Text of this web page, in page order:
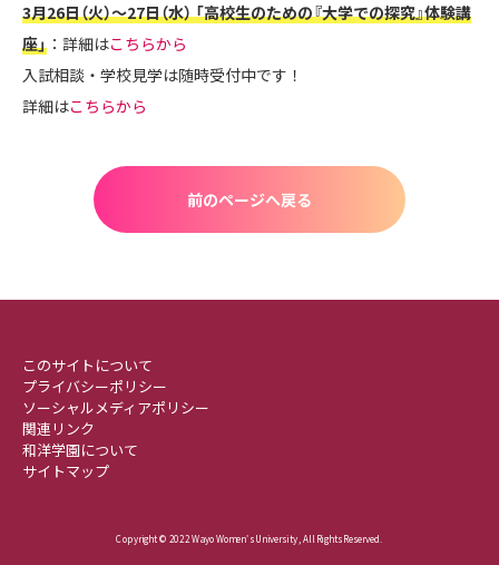
3月26日（火）～27日（水） 「高校生のための『大学での探究』体験講
座」 ：詳細はこちらから
入試相談・学校見学は随時受付中です！
詳細はこちらから
前のページへ戻る
このサイトについて
プライバシーポリシー
ソーシャルメディアポリシー
関連リンク
和洋学園について
サイトマップ
Copyright © 2022 Wayo Women's University , All Rights Reserved.